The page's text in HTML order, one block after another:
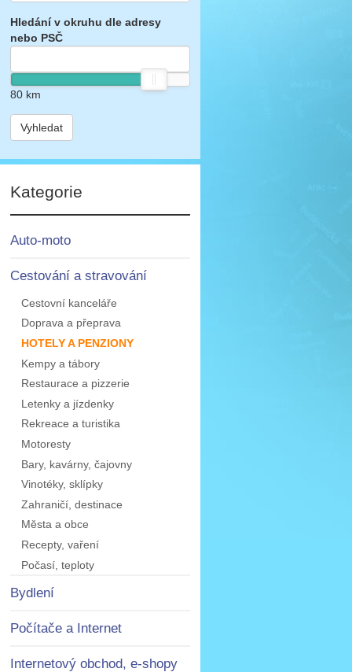
Hledání v okruhu dle adresy
nebo PSČ
80km
Vyhledat
Kategorie
Auto-moto
Cestování a stravování
Cestovní kanceláře
Doprava a přeprava
HOTELY A PENZIONY
Kempy a tábory
Restaurace a pizzerie
Letenky a jízdenky
Rekreace a turistika
Motoresty
Bary, kavárny, čajovny
Vinotéky, sklípky
Zahraničí, destinace
Města a obce
Recepty, vaření
Počasí, teploty
Bydlení
Počítače a Internet
Internetový obchod, e-shopy